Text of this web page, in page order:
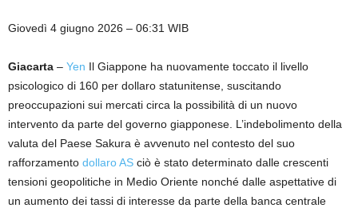
Giovedì 4 giugno 2026 – 06:31 WIB
Giacarta – Yen Il Giappone ha nuovamente toccato il livello
psicologico di 160 per dollaro statunitense, suscitando
preoccupazioni sui mercati circa la possibilità di un nuovo
intervento da parte del governo giapponese. L’indebolimento della
valuta del Paese Sakura è avvenuto nel contesto del suo
rafforzamento dollaro AS ciò è stato determinato dalle crescenti
tensioni geopolitiche in Medio Oriente nonché dalle aspettative di
un aumento dei tassi di interesse da parte della banca centrale